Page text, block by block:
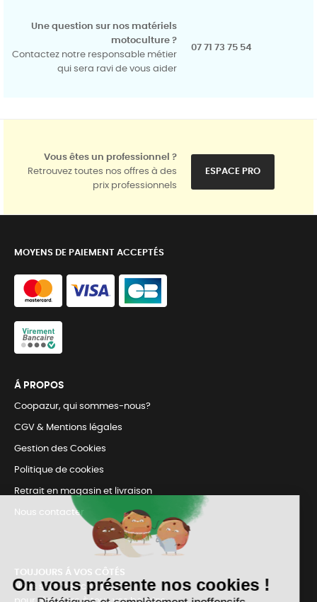
Une question sur nos matériels
motoculture ?
Contactez notre responsable métier
qui sera ravi de vous aider
07 71 73 75 54
Vous êtes un professionnel ?
Retrouvez toutes nos offres à des
prix professionnels
ESPACE PRO
MOYENS DE PAIEMENT ACCEPTÉS
Á PROPOS
Coopazur, qui sommes-nous?
CGV & Mentions légales
Gestion des Cookies
Politique de cookies
Retrait en magasin et livraison
Nous contacter
TOUJOURS Á VOS CÔTÉS
Nous sommes connectés